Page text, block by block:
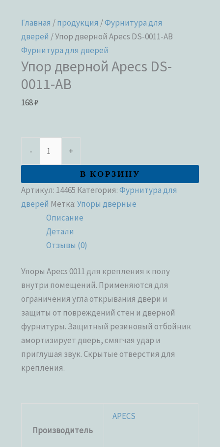
Главная /продукция /Фурнитура для
дверей / Упор дверной Apecs DS-0011-AB
Фурнитура для дверей
Упор дверной Apecs DS-
0011-AB
168₽
- +
В КОРЗИНУ
Артикул: 14465 Категория:Фурнитура для
дверей Метка:Упоры дверные
Описание
Детали
Отзывы (0)
Упоры Apecs 0011 для крепления к полу
внутри помещений. Применяются для
ограничения угла открывания двери и
защиты от повреждений стен и дверной
фурнитуры. Защитный резиновый отбойник
амортизирует дверь, смягчая удар и
приглушая звук. Скрытые отверстия для
крепления.
Производитель
APECS